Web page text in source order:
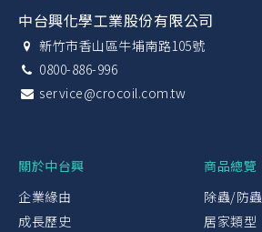
中台興化學工業股份有限公司
新竹市香山區牛埔南路105號
0800-886-996
service@crocoil.com.tw
關於中台興
企業緣由
成長歷史
商品總覽
除蟲/防蟲
居家類型